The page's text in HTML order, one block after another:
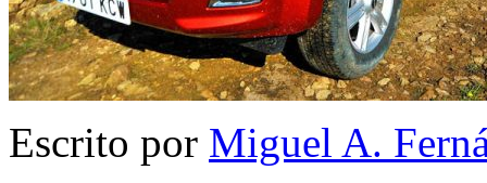
Escrito por Miguel A.